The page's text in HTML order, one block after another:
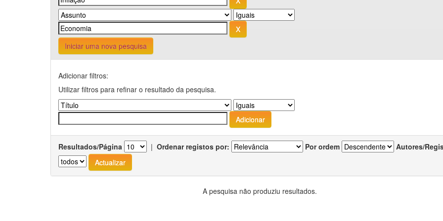
Iniciar uma nova pesquisa
Adicionar filtros:
Utilizar filtros para refinar o resultado da pesquisa.
Resultados/Página | Ordenar registos por: Por ordem Autores/
A pesquisa não produziu resultados.